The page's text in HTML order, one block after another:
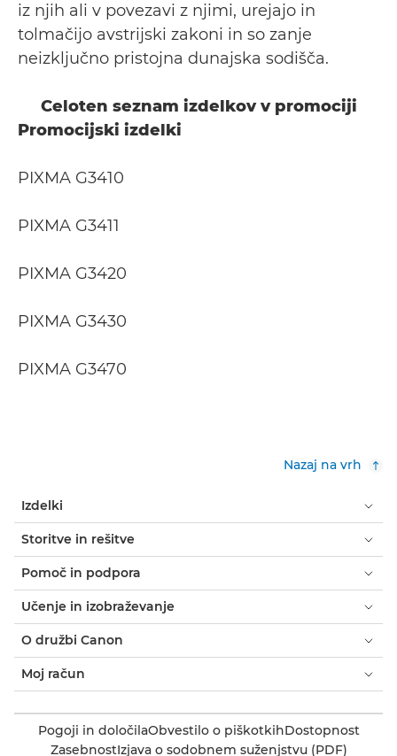
iz njih ali v povezavi z njimi, urejajo in
tolmačijo avstrijski zakoni in so zanje
neizključno pristojna dunajska sodišča.
Celoten seznam izdelkov v promociji
Promocijski izdelki
PIXMA G3410
PIXMA G3411
PIXMA G3420
PIXMA G3430
PIXMA G3470
Nazaj na vrh
Izdelki
Storitve in rešitve
Pomoč in podpora
Učenje in izobraževanje
O družbi Canon
Moj račun
Pogoji in določilaObvestilo o piškotkihDostopnost
ZasebnostIzjava o sodobnem suženjstvu (PDF)